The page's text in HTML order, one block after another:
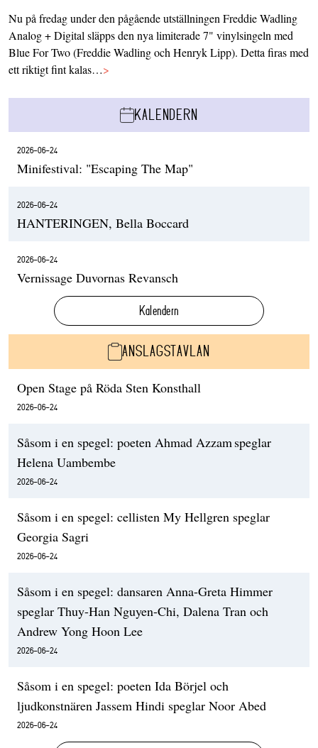
Nu på fredag under den pågående utställningen Freddie Wadling
Analog + Digital släpps den nya limiterade 7" vinylsingeln med
Blue For Two (Freddie Wadling och Henryk Lipp). Detta firas med
ett riktigt fint kalas…>
KALENDERN
2026-06-24
Minifestival: "Escaping The Map"
2026-06-24
HANTERINGEN, Bella Boccard
2026-06-24
Vernissage Duvornas Revansch
Kalendern
ANSLAGSTAVLAN
Open Stage på Röda Sten Konsthall
2026-06-24
Såsom i en spegel: poeten Ahmad Azzam speglar
Helena Uambembe
2026-06-24
Såsom i en spegel: cellisten My Hellgren speglar
Georgia Sagri
2026-06-24
Såsom i en spegel: dansaren Anna-Greta Himmer
speglar Thuy-Han Nguyen-Chi, Dalena Tran och
Andrew Yong Hoon Lee
2026-06-24
Såsom i en spegel: poeten Ida Börjel och
ljudkonstnären Jassem Hindi speglar Noor Abed
2026-06-24